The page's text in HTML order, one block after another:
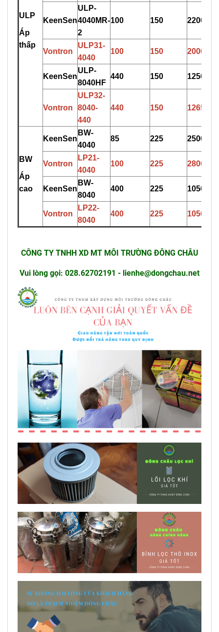
ULP
Áp
thấp
KeenSen
ULP-
4040M R-
2
100 150 2200
Vontron
ULP31-
4040
100 150 2000
KeenSen
U LP-
8040HF
440 150 12500
Vontron
ULP32-
8040-
440
440 150 12650
BW
Áp
cao
KeenSen
BW-
4040
85 225 2500
Vontron
LP21-
4040
100 225 2800
KeenSen
BW-
8040
400 225 10500
Vontron
LP22-
8040
400 225 10500
CÔNG TY TNHH XD MT MÔI TRƯỜNG ĐÔNG CHÂU
Vui lòng gọi: 028.62702191 - lienhe@dongchau.net